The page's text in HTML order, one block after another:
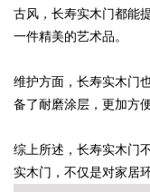
d
古风，长寿实木门都能
一件精美的艺术品。
维护方面，长寿实木门
备了耐磨涂层，更加方
综上所述，长寿实木门
实木门，不仅是对家居